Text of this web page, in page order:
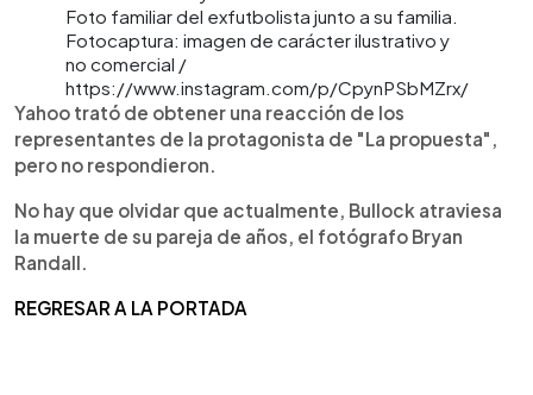
Foto familiar del exfutbolista junto a su familia.
Fotocaptura: imagen de carácter ilustrativo y
no comercial /
https://www.instagram.com/p/CpynPSbMZrx/
Yahoo trató de obtener una reacción de los
representantes de la protagonista de "La propuesta",
pero no respondieron.
No hay que olvidar que actualmente, Bullock atraviesa
la muerte de su pareja de años, el fotógrafo Bryan
Randall.
REGRESAR A LA PORTADA